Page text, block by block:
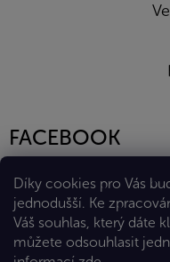
Díky cookies pro Vás
jednodušší. Ke
Váš souhlas, který dáte
můžete odsouhlasit
FACEBOOK